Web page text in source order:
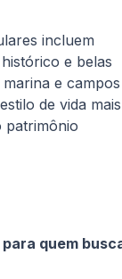
incluem
e belas
e campos
de vida mais
patrimônio
para quem